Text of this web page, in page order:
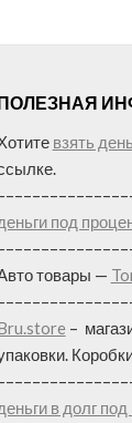
взять
под
товары —
–
в долг